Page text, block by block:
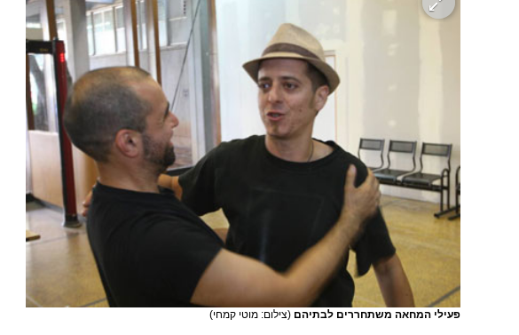
פעילי המחאה משתחררים לבתיהם (צילום: מוטי קמחי)